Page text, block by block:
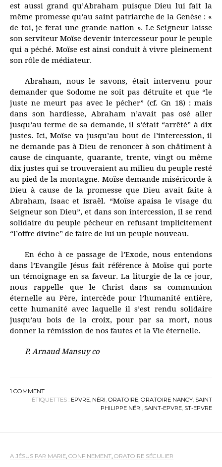
est aussi grand qu’Abraham puisque Dieu lui fait la
même promesse qu’au saint patriarche de la Genèse : «
de toi, je ferai une grande nation ». Le Seigneur laisse
son serviteur Moïse devenir intercesseur pour le peuple
qui a péché. Moïse est ainsi conduit à vivre pleinement
son rôle de médiateur.
Abraham, nous le savons, était intervenu pour
demander que Sodome ne soit pas détruite et que “le
juste ne meurt pas avec le pécher” (cf. Gn 18) : mais
dans son hardiesse, Abraham n’avait pas osé aller
jusqu’au terme de sa demande, il s’était “arrêté” à dix
justes. Ici, Moïse va jusqu’au bout de l’intercession, il
ne demande pas à Dieu de renoncer à son châtiment à
cause de cinquante, quarante, trente, vingt ou même
dix justes qui se trouveraient au milieu du peuple resté
au pied de la montagne. Moïse demande miséricorde à
Dieu à cause de la promesse que Dieu avait faite à
Abraham, Isaac et Israël. “Moïse apaisa le visage du
Seigneur son Dieu”, et dans son intercession, il se rend
solidaire du peuple pécheur en refusant implicitement
“l’offre divine” de faire de lui un peuple nouveau.
En écho à ce passage de l’Exode, nous entendons
dans l’Evangile Jésus fait référence à Moïse qui porte
un témoignage en sa faveur. La liturgie de la ce jour,
nous rappelle que le Christ dans sa communion
éternelle au Père, intercède pour l’humanité entière,
cette humanité avec laquelle il s’est rendu solidaire
jusqu’au bois de la croix, pour par sa mort, nous
donner la rémission de nos fautes et la Vie éternelle.
P. Arnaud Mansuy co
1 COMMENT
ÉTIQUETTES : EPVRE, NÉRI, ORATOIRE, ORATOIRE NANCY, SAINT
PHILIPPE NÉRI, SAINT-EPVRE, ST-EPVRE
A JÉSUS PAR MARIE, CONFINEMENT, ORATOIRE SÉCULIER